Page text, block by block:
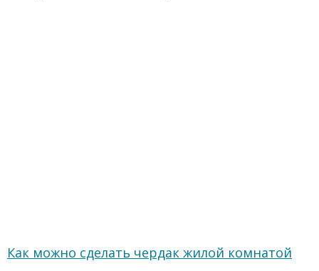
Как можно сделать чердак жилой комнатой